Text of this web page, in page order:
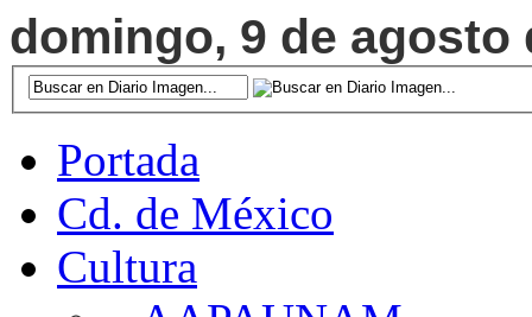
domingo, 9 de agosto
Portada
Cd. de México
Cultura